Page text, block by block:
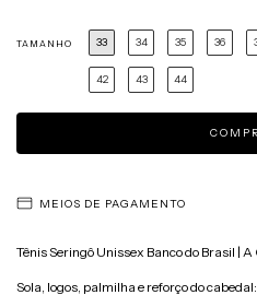
TAMANHO 33 34 35 36
42 43 44
MEIOS DE PAGAMENTO
Tênis Seringô Unissex Banco do Brasil |
Sola, logos, palmilha e reforço do cabedal: